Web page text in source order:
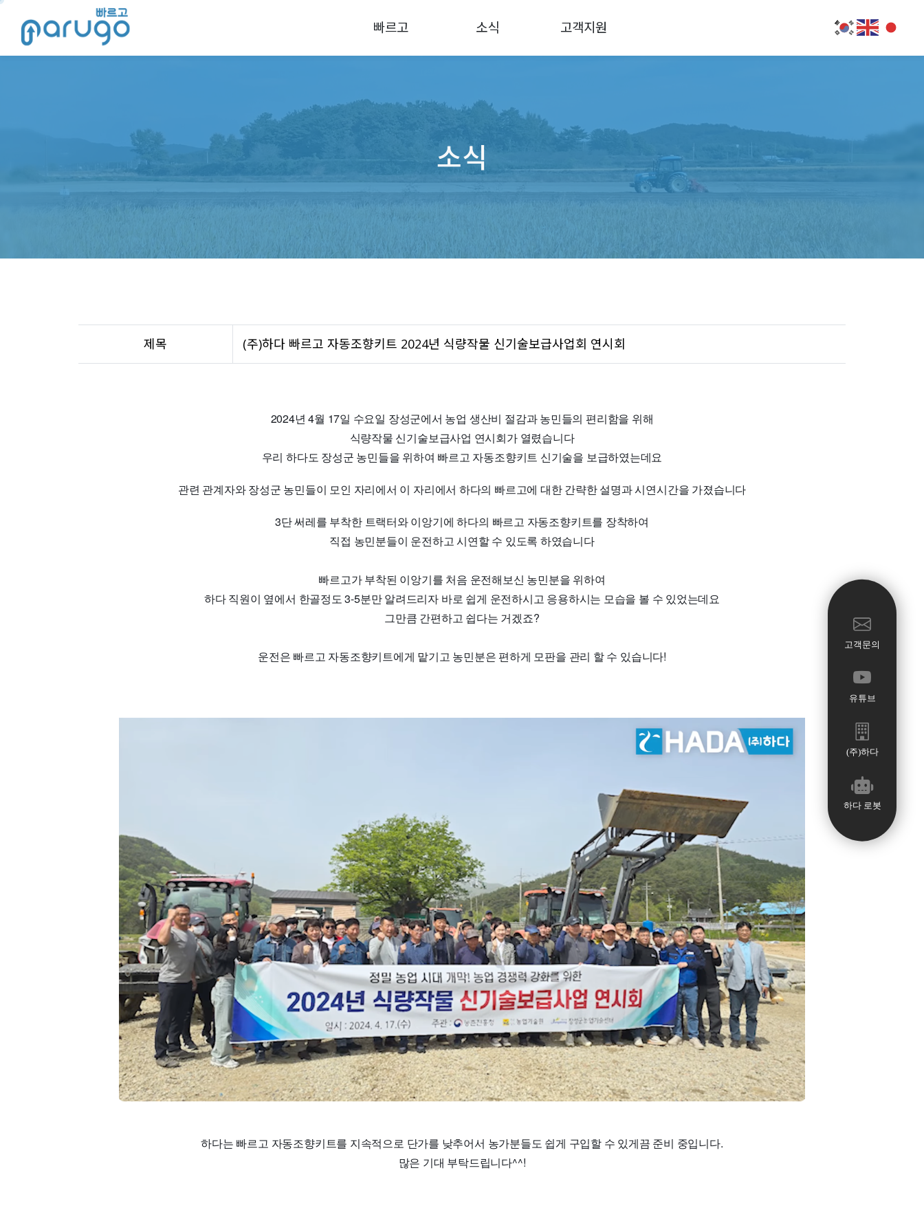
빠르고 소식 고객지원
소식
제목 (주)하다 빠르고 자동조향키트 2024년 식량작물 신기술보급사업회 연시회
2024년 4월 17일 수요일 장성군에서 농업 생산비 절감과 농민들의 편리함을 위해
식량작물 신기술보급사업 연시회가 열렸습니다
우리 하다도 장성군 농민들을 위하여 빠르고 자동조향키트 신기술을 보급하였는데요
관련 관계자와 장성군 농민들이 모인 자리에서 이 자리에서 하다의 빠르고에 대한 간략한 설명과 시연시간을 가졌습니다
3단 써레를 부착한 트랙터와 이앙기에 하다의 빠르고 자동조향키트를 장착하여
직접 농민분들이 운전하고 시연할 수 있도록 하였습니다
빠르고가 부착된 이앙기를 처음 운전해보신 농민분을 위하여
하다 직원이 옆에서 한골정도 3-5분만 알려드리자 바로 쉽게 운전하시고 응용하시는 모습을 볼 수 있었는데요
그만큼 간편하고 쉽다는 거겠죠?
운전은 빠르고 자동조향키트에게 맡기고 농민분은 편하게 모판을 관리 할 수 있습니다!
하다는 빠르고 자동조향키트를 지속적으로 단가를 낮추어서 농가분들도 쉽게 구입할 수 있게끔 준비 중입니다.
많은 기대 부탁드립니다^^!
고객문의
유튜브
(주)하다
하다 로봇